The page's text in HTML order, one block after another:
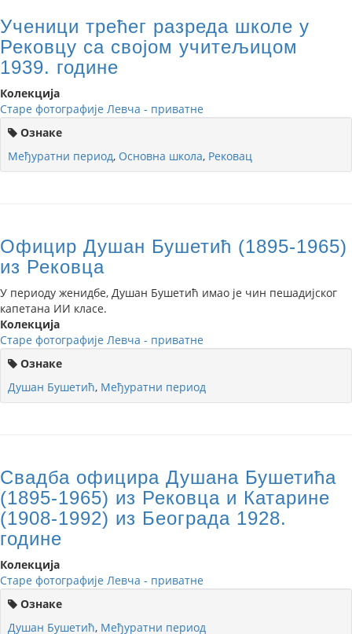
Ученици трећег разреда школе у
Рековцу са својом учитељицом
1939. године
Колекција
Старе фотографије Левча - приватне
Ознаке
Међуратни период, Основна школа, Рековац
Официр Душан Бушетић (1895-1965)
из Рековца
У периоду женидбе, Душан Бушетић имао је чин пешадијског
капетана ИИ класе.
Колекција
Старе фотографије Левча - приватне
Ознаке
Душан Бушетић, Међуратни период
Свадба официра Душана Бушетића
(1895-1965) из Рековца и Катарине
(1908-1992) из Београда 1928.
године
Колекција
Старе фотографије Левча - приватне
Ознаке
Душан Бушетић, Међуратни период